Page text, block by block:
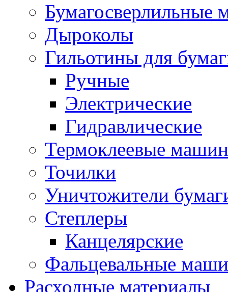
Бумагосверлильные
Дыроколы
Гильотины для
Ручные
Электрические
Гидравлические
Термоклеевые
Точилки
Уничтожители
Степлеры
Канцелярские
Фальцевальные
Расходные материалы